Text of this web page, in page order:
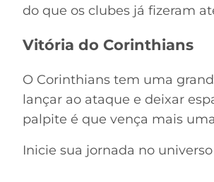
do que os clubes já fizeram
Vitória do Corinthians
O Corinthians tem uma
lançar ao ataque e deixar
palpite é que vença mais
Inicie sua jornada no